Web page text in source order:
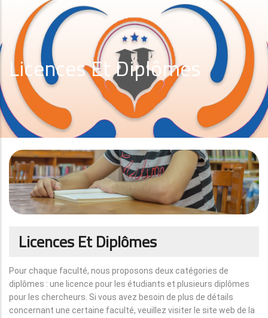
Licences Et Diplômes
Licences Et Diplômes
Pour chaque faculté, nous proposons deux catégories de
diplômes : une licence pour les étudiants et plusieurs diplômes
pour les chercheurs. Si vous avez besoin de plus de détails
concernant une certaine faculté, veuillez visiter le site web de la